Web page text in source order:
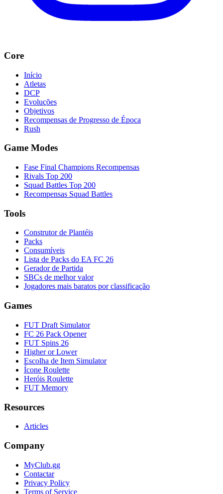
Core
Início
Atletas
DCP
Evoluções
Objetivos
Recompensas de Progresso de Época
Rush
Game Modes
Fase Final Champions Recompensas
Rivals Top 200
Squad Battles Top 200
Recompensas Squad Battles
Tools
Construtor de Plantéis
Packs
Consumíveis
Lista de Packs do EA FC 26
Gerador de Partida
SBCs de melhor valor
Jogadores mais baratos por classificação
Games
FUT Draft Simulator
FC 26 Pack Opener
FUT Spins 26
Higher or Lower
Escolha de Item Simulator
Ícone Roulette
Heróis Roulette
FUT Memory
Resources
Articles
Company
MyClub.gg
Contactar
Privacy Policy
Terms of Service